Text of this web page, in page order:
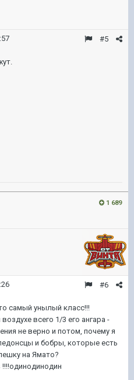
#5
1 689
#6
самый унылый класс!!!
всего 1/3 его ангара -
не верно и потом, почему я
и бобры, которые есть
на Ямато?